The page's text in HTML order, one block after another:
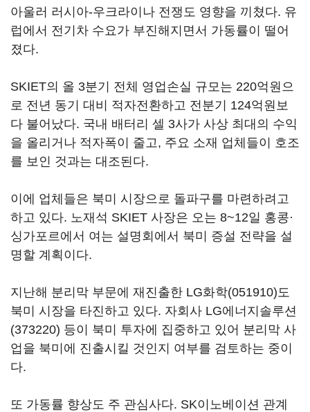
아울러 러시아-우크라이나 전쟁도 영향을 끼쳤다. 유
럽에서 전기차 수요가 부진해지면서 가동률이 떨어
졌다.
SKIET의 올 3분기 전체 영업손실 규모는 220억원으
로 전년 동기 대비 적자전환하고 전분기 124억원보
다 불어났다. 국내 배터리 셀 3사가 사상 최대의 수익
을 올리거나 적자폭이 줄고, 주요 소재 업체들이 호조
를 보인 것과는 대조된다.
이에 업체들은 북미 시장으로 돌파구를 마련하려고
하고 있다. 노재석 SKIET 사장은 오는 8~12일 홍콩·
싱가포르에서 여는 설명회에서 북미 증설 전략을 설
명할 계획이다.
지난해 분리막 부문에 재진출한 LG화학(051910)도
북미 시장을 타진하고 있다. 자회사 LG에너지솔루션
(373220) 등이 북미 투자에 집중하고 있어 분리막 사
업을 북미에 진출시킬 것인지 여부를 검토하는 중이
다.
또 가동률 향상도 주 관심사다. SK이노베이션 관계